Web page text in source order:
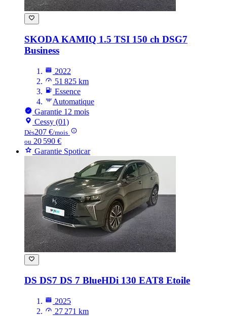
SKODA KAMIQ 1.5 TSI 150 ch DSG7
Business
2022
51 825 km
Essence
Automatique
Garantie 12 mois
Cessy (01)
Dès207 €/mois
ou 20 590 €
Garantie Spoticar
DS DS7 DS 7 BlueHDi 130 EAT8 Etoile
2025
27 271 km